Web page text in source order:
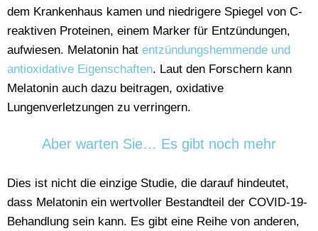
dem Krankenhaus kamen und niedrigere Spiegel von C-
reaktiven Proteinen, einem Marker für Entzündungen,
aufwiesen. Melatonin hat entzündungshemmende und
antioxidative Eigenschaften. Laut den Forschern kann
Melatonin auch dazu beitragen, oxidative
Lungenverletzungen zu verringern.
Aber warten Sie… Es gibt noch mehr
Dies ist nicht die einzige Studie, die darauf hindeutet,
dass Melatonin ein wertvoller Bestandteil der COVID-19-
Behandlung sein kann. Es gibt eine Reihe von anderen,